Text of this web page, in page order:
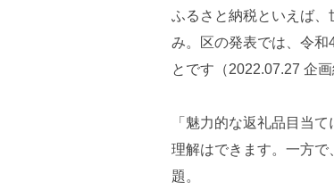
ふるさと納税といえば、
み。区の発表では、令
とです（2022.07.27 企
「魅力的な返礼品目当
理解はできます。一方
題。